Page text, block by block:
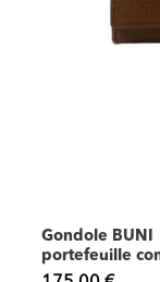
Gondole BUNI
portefeuille